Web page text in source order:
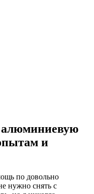
алюминиевую
и
по довольно
нужно снять с